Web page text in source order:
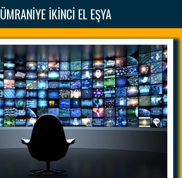
ÜMRANİYE İKİNCİ EL EŞYA